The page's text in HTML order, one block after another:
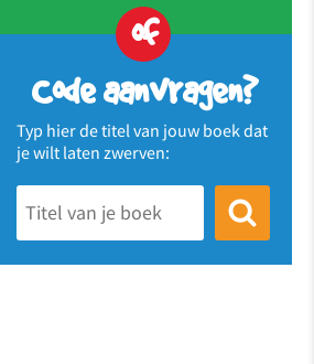
of
Code aanvragen?
Typ hier de titel van jouw boek dat
je wilt laten zwerven: